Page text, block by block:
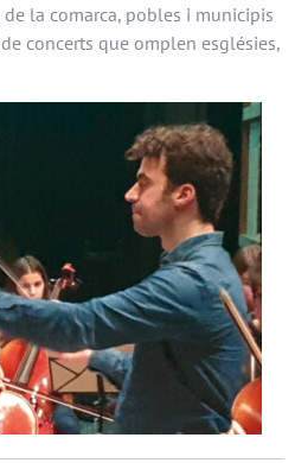
de la comarca, pobles i municipis
concerts que omplen esglésies,